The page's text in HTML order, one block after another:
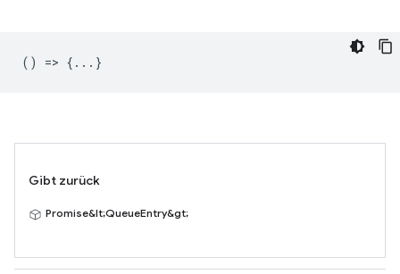
() => {...}
Gibt zurück
Promise&lt;QueueEntry&gt;